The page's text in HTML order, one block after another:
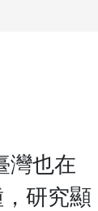
灣也在
研究顯